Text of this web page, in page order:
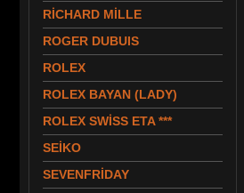
RİCHARD MİLLE
ROGER DUBUIS
ROLEX
ROLEX BAYAN (LADY)
ROLEX SWİSS ETA ***
SEİKO
SEVENFRİDAY